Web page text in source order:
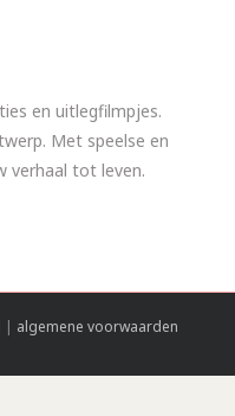
en uitlegfilmpjes.
Met speelse en
verhaal tot leven.
| algemene voorwaarden